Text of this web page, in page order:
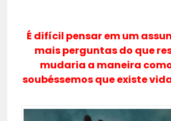
É difícil pensar em um
mais perguntas do que
mudaria a maneira
soubéssemos que existe